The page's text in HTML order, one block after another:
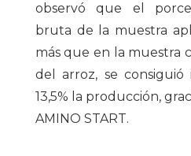
observó que el
bruta de la muestra
más que en la muestra
del arroz, se
13,5% la producción,
AMINO START.